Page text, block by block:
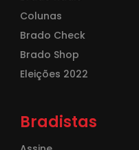
Colunas
Brado Check
Brado Shop
Eleições 2022
Bradistas